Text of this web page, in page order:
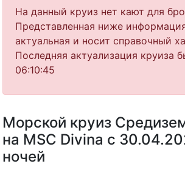
На данный круиз нет кают для
Представленная ниже
актуальная и носит справочный
Последняя актуализация круиза
06:10:45
Морской круиз
на MSC Divina с
ночей